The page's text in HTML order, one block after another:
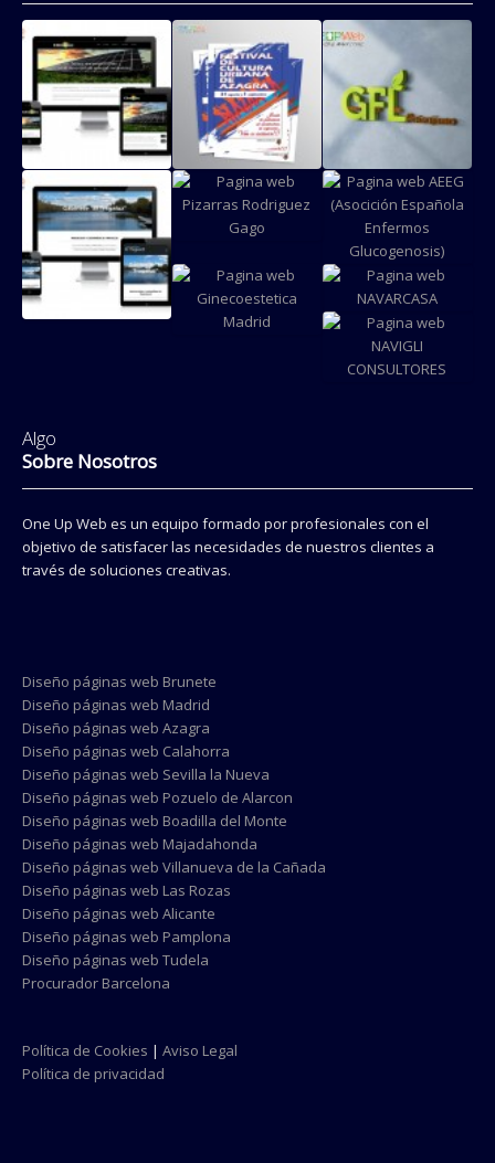
Pagina web
Climaelec
Zaragoza
Cartel
publicitario
Festival
Cultura
Urbana
Azagra
Logotipo
Green For
Life
Pagina web
Pizarras
Rodriguez
Gago
Pagina web
AEEG
Pagina web
NAVARCASA
Algo
Sobre Nosotros
One Up Web es un equipo formado por profesionales con el
objetivo de satisfacer las necesidades de nuestros clientes a
través de soluciones creativas.
Diseño páginas web Brunete
Diseño páginas web Madrid
Diseño páginas web Azagra
Diseño páginas web Calahorra
Diseño páginas web Sevilla la Nueva
Diseño páginas web Pozuelo de Alarcon
Diseño páginas web Boadilla del Monte
Diseño páginas web Majadahonda
Diseño páginas web Villanueva de la Cañada
Diseño páginas web Las Rozas
Diseño páginas web Alicante
Diseño páginas web Pamplona
Diseño páginas web Tudela
Procurador Barcelona
Política de Cookies | Aviso Legal
Política de privacidad